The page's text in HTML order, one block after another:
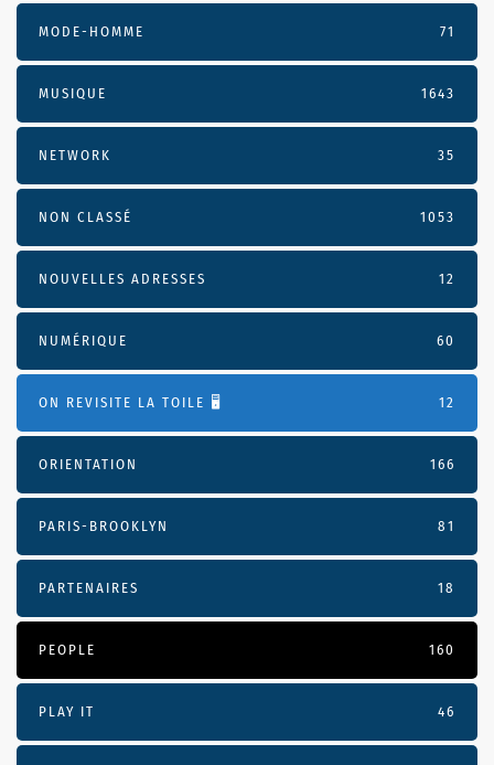
MODE-HOMME 71
MUSIQUE 1643
NETWORK 35
NON CLASSÉ 1053
NOUVELLES ADRESSES 12
NUMÉRIQUE 60
ON REVISITE LA TOILE 🖥️ 12
ORIENTATION 166
PARIS-BROOKLYN 81
PARTENAIRES 18
PEOPLE 160
PLAY IT 46